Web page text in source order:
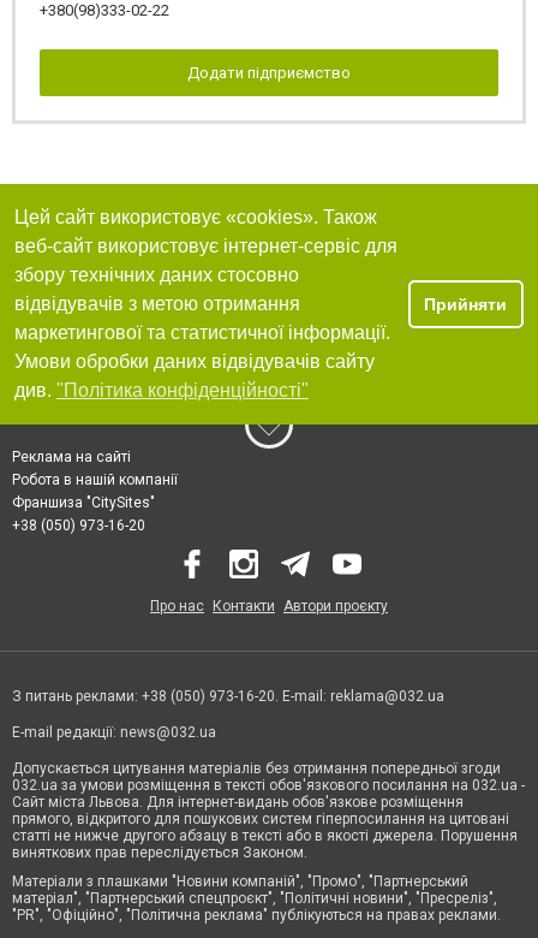
+380(98)333-02-22
Додати підприємство
Цей сайт використовує «cookies». Також
веб-сайт використовує інтернет-сервіс для
збору технічних даних стосовно
відвідувачів з метою отримання
маркетингової та статистичної інформації.
Умови обробки даних відвідувачів сайту
див. "Політика конфіденційності"
Прийняти
Реклама на сайті
Робота в нашій компанії
Франшиза "CitySites"
+38 (050) 973-16-20
Про нас Контакти Автори проєкту
З питань реклами: +38 (050) 973-16-20. E-mail: reklama@032.ua
E-mail редакції: news@032.ua
Допускається цитування матеріалів без отримання попередньої згоди
032.ua за умови розміщення в тексті обов'язкового посилання на 032.ua -
Сайт міста Львова. Для інтернет-видань обов'язкове розміщення
прямого, відкритого для пошукових систем гіперпосилання на цитовані
статті не нижче другого абзацу в тексті або в якості джерела. Порушення
виняткових прав переслідується Законом.
Матеріали з плашками "Новини компаній", "Промо", "Партнерський
матеріал", "Партнерський спецпроєкт", "Політичні новини", "Пресреліз",
"PR", "Офіційно", "Політична реклама" публікуються на правах реклами.